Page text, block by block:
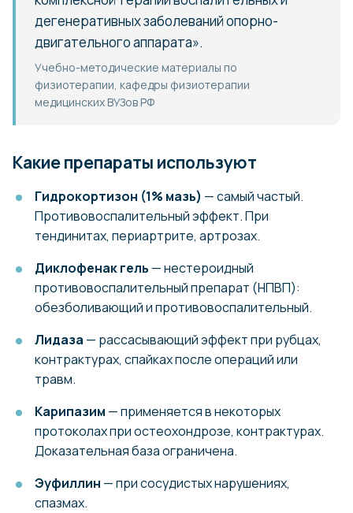
дегенеративных заболеваний опорно-
двигательного аппарата».
Учебно-методические материалы по
физиотерапии, кафедры физиотерапии
медицинских ВУЗов РФ
Какие препараты используют
Гидрокортизон (1% мазь) — самый частый.
Противовоспалительный эффект. При
тендинитах, периартрите, артрозах.
Диклофенак гель — нестероидный
противовоспалительный препарат (НПВП):
обезболивающий и противовоспалительный.
Лидаза — рассасывающий эффект при рубцах,
контрактурах, спайках после операций или
травм.
Карипазим — применяется в некоторых
протоколах при остеохондрозе, контрактурах.
Доказательная база ограничена.
Эуфиллин — при сосудистых нарушениях,
спазмах.